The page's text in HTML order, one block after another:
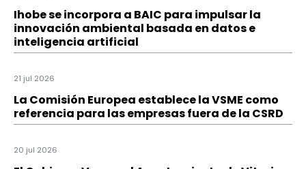
Ihobe se incorpora a BAIC para impulsar la
innovación ambiental basada en datos e
inteligencia artificial
21 jul 2026
La Comisión Europea establece la VSME como
referencia para las empresas fuera de la CSRD
20 jul 2026